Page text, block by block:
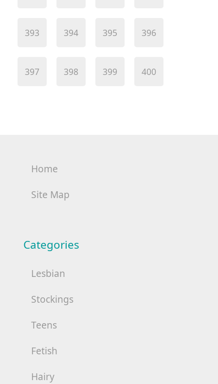
393 394 395 396
397 398 399 400
Home
Site Map
Categories
Lesbian
Stockings
Teens
Fetish
Hairy